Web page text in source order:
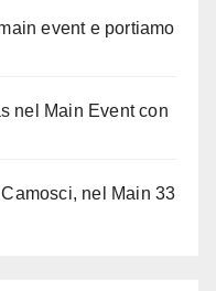
event e portiamo
nel Main Event con
nel Main 33